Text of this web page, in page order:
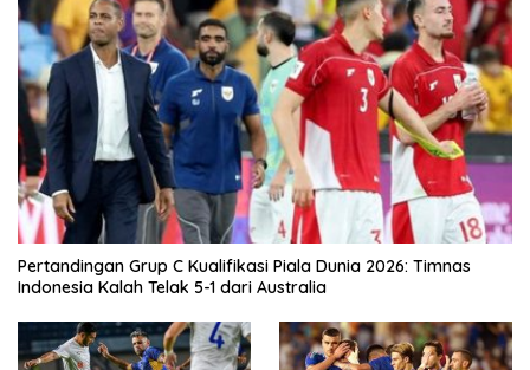
Pertandingan Grup C Kualifikasi Piala Dunia 2026: Timnas
Indonesia Kalah Telak 5-1 dari Australia